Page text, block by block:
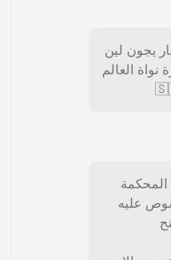
يجون لين
نواة العالم
عليه